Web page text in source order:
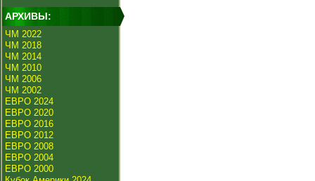
АРХИВЫ:
ЧМ 2022
ЧМ 2018
ЧМ 2014
ЧМ 2010
ЧМ 2006
ЧМ 2002
ЕВРО 2024
ЕВРО 2020
ЕВРО 2016
ЕВРО 2012
ЕВРО 2008
ЕВРО 2004
ЕВРО 2000